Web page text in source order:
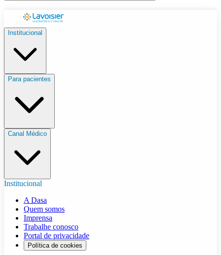
Institucional
Para pacientes
Canal Médico
Institucional
A Dasa
Quem somos
Imprensa
Trabalhe conosco
Portal de privacidade
Política de cookies